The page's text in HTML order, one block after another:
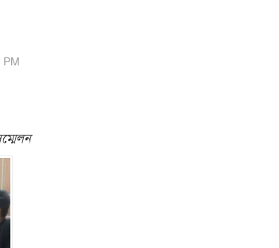
PM